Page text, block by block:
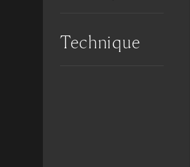
Technique